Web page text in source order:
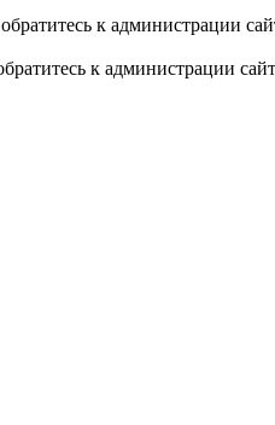
к администрации
к администрации